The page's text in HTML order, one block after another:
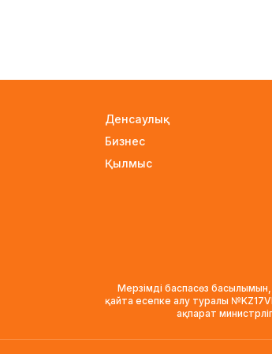
Денсаулық
Бизнес
Қылмыс
Мерзімді баспасөз
қайта есепке алу туралы
ақпарат